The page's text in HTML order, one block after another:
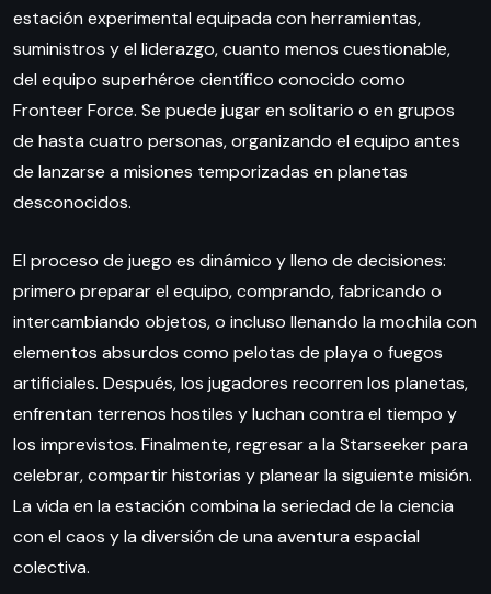
estación experimental equipada con herramientas,
suministros y el liderazgo, cuanto menos cuestionable,
del equipo superhéroe científico conocido como
Fronteer Force. Se puede jugar en solitario o en grupos
de hasta cuatro personas, organizando el equipo antes
de lanzarse a misiones temporizadas en planetas
desconocidos.
El proceso de juego es dinámico y lleno de decisiones:
primero preparar el equipo, comprando, fabricando o
intercambiando objetos, o incluso llenando la mochila con
elementos absurdos como pelotas de playa o fuegos
artificiales. Después, los jugadores recorren los planetas,
enfrentan terrenos hostiles y luchan contra el tiempo y
los imprevistos. Finalmente, regresar a la Starseeker para
celebrar, compartir historias y planear la siguiente misión.
La vida en la estación combina la seriedad de la ciencia
con el caos y la diversión de una aventura espacial
colectiva.